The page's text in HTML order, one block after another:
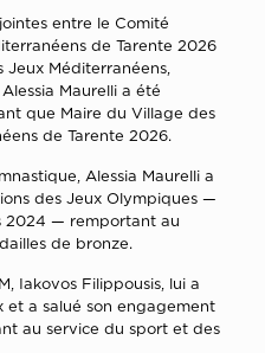
entre le Comité
de Tarente 2026
Méditerranéens,
Maurelli a été
que Maire du Village des
de Tarente 2026.
Alessia Maurelli a
des Jeux Olympiques —
2024 — remportant au
de bronze.
Iakovos Filippousis, lui a
et a salué son engagement
au service du sport et des